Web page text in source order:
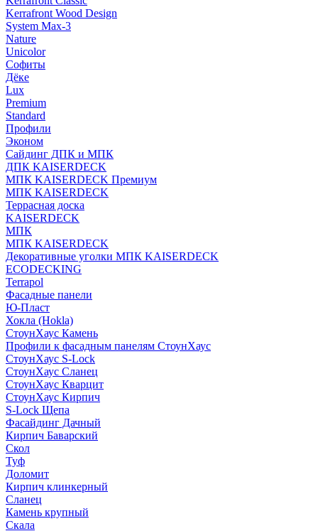
Kerrafront Wood Design
System Max-3
Nature
Unicolor
Софиты
Дёке
Lux
Premium
Standard
Профили
Эконом
Сайдинг ДПК и МПК
ДПК KAISERDECK
МПК KAISERDECK Премиум
МПК KAISERDECK
Террасная доска
KAISERDECK
МПК
МПК KAISERDECK
Декоративные уголки МПК KAISERDECK
ECODECKING
Terrapol
Фасадные панели
Ю-Пласт
Хокла (Hokla)
СтоунХаус Камень
Профили к фасадным панелям СтоунХаус
СтоунХаус S-Lock
СтоунХаус Сланец
СтоунХаус Кварцит
СтоунХаус Кирпич
S-Lock Щепа
Фасайдинг Дачный
Кирпич Баварский
Скол
Туф
Доломит
Кирпич клинкерный
Сланец
Камень крупный
Скала